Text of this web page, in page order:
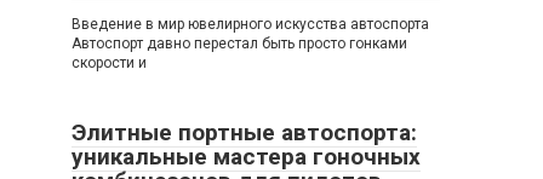
Введение в мир ювелирного искусства автоспорта
Автоспорт давно перестал быть просто гонками
скорости и
Элитные портные автоспорта:
уникальные мастера гоночных